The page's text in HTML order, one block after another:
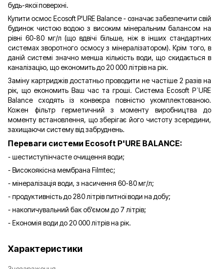
будь-якої поверхні.
Купити осмос Ecosoft P'URE Balance - означає забезпечити свій
будинок чистою водою з високим мінеральним балансом на
рівні 60-80 мг/л (що вдвічі більше, ніж в інших стандартних
системах зворотного осмосу з мінералізатором). Крім того, в
даній системі значно менша кількість води, що скидається в
каналізацію, що економить до 20 000 літрів на рік.
Заміну картриджів достатньо проводити не частіше 2 разів на
рік, що економить Ваш час та гроші. Система Ecosoft P`URE
Balance сходять із конвеєра повністю укомплектованою.
Кожен фільтр герметичний з моменту виробництва до
моменту встановлення, що зберігає його чистоту зсередини,
захищаючи систему від забруднень.
Переваги системи Ecosoft P'URE BALANCE:
- шестиступінчасте очищення води;
- Високоякісна мембрана Filmtec;
- мінералізація води, з насичення 60-80 мг/л;
- продуктивність до 280 літрів питної води на добу;
- накопичувальний бак об'ємом до 7 літрів;
- Економія води до 20 000 літрів на рік.
Характеристики